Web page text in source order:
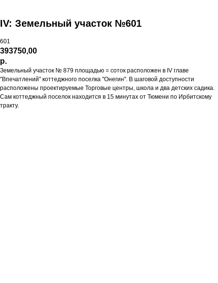
IV: Земельный участок №601
601
393750,00
р.
Земельный участок № 879 площадью = соток расположен в IV главе
"Впечатлений" коттеджного поселка "Онегин". В шаговой доступности
расположены проектируемые Торговые центры, школа и два детских садика.
Сам коттеджный поселок находится в 15 минутах от Тюмени по Ирбитскому
тракту.